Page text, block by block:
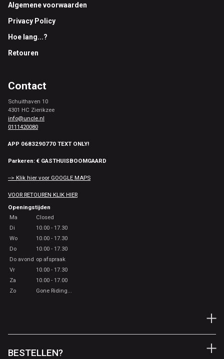
Footer
Algemene voorwaarden
Privacy Policy
Hoe lang...?
Retouren
Contact
Schuithaven 10
4301 HC Zierikzee
info@uncle.nl
0111420080
APP 0683290770 TEXT ONLY!
Parkeren: € GASTHUISBOOMGAARD
--> Klik hier voor GOOGLE MAPS
VOOR RETOUREN KLIK HIER
Openingstijden
Ma
Closed
Di
10.00 - 17.30
Wo
10.00 - 17.30
Do
10.00 - 17.30
Do avond op afspraak
Vr
10.00 - 17.30
Za
10.00 - 17.00
Zo
Gone Riding...
BESTELLEN?